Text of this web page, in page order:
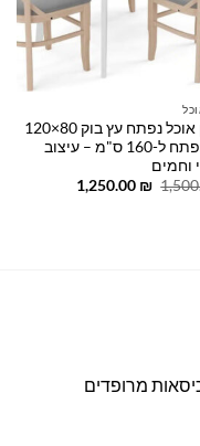
שולחן אוכל נפתח עץ בוק 80×120
ס"מ נפתח ל-160 ס"מ – עיצוב
וחמים
המחיר
1,250.00 ₪
המחיר